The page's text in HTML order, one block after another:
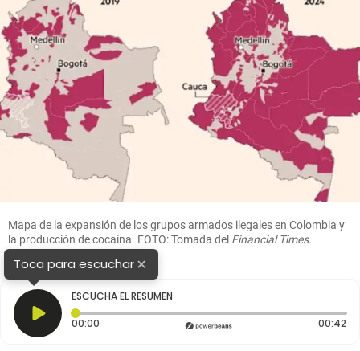
Mapa de la expansión de los grupos armados ilegales en Colombia y
la producción de cocaína. FOTO: Tomada del Financial Times.
Toca para escuchar×
ESCUCHA EL RESUMEN
00:00 Tiempo transcurrido: 0 segundos 00:42